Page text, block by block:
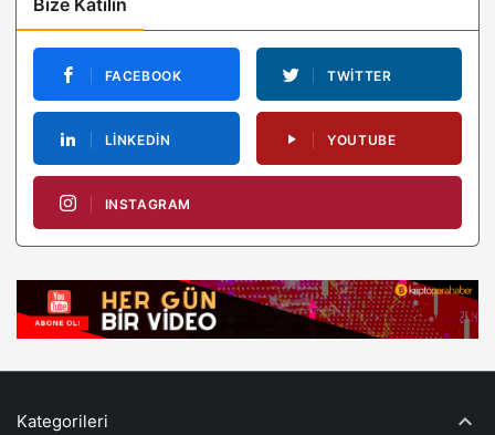
Bize Katılın
FACEBOOK TWITTER
LINKEDIN YOUTUBE
INSTAGRAM
Kategorileri